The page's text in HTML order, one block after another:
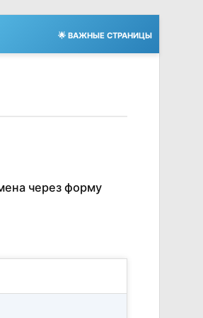
🌟 ВАЖНЫЕ СТРАНИЦЫ
через форму